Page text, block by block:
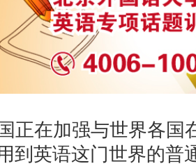
正在加强与世界各国
到英语这门世界的普